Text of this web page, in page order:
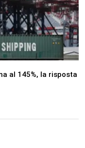
al 145%, la risposta